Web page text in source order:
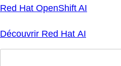
Red Hat OpenShift AI
Découvrir Red Hat AI